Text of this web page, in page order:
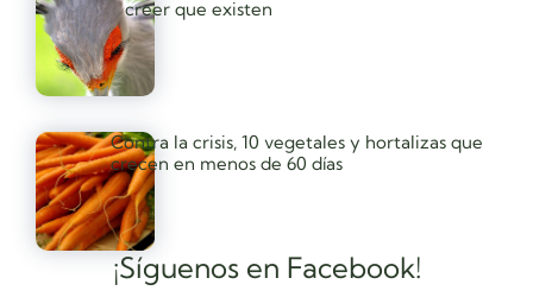
¡Síguenos en Facebook!
creer que existen
Contra la crisis, 10 vegetales y hortalizas que
crecen en menos de 60 días